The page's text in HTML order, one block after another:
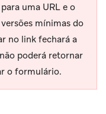
uma URL e o
mínimas do
no link fechará a
poderá retornar
o formulário.